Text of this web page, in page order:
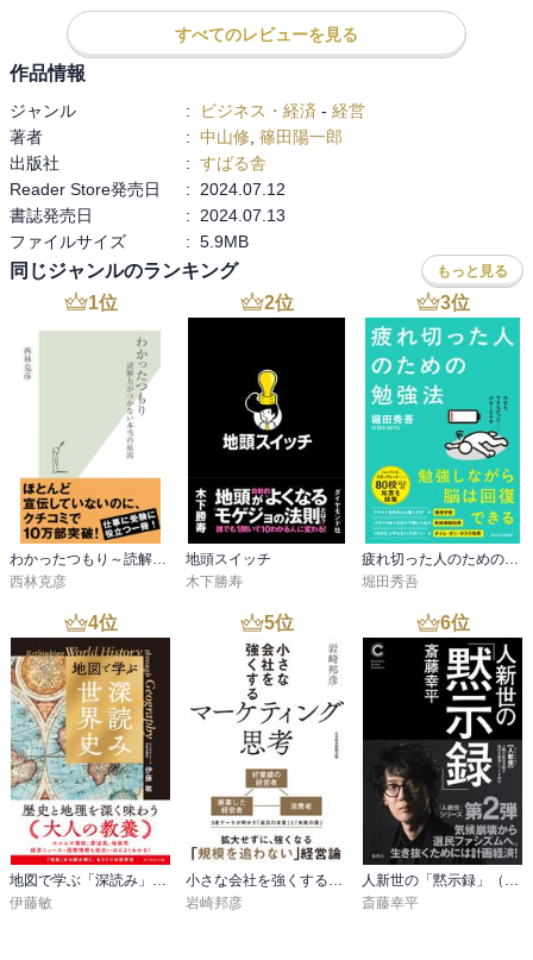
すべてのレビューを見る
作品情報
ジャンル : ビジネス・経済 - 経営
著者
: 中山修 篠田陽一郎
出版社
: すばる舎
Reader Store発売日
:
2024.07.12
書誌発売日
:
2024.07.13
ファイルサイズ
: 5.9MB
同じジャンルのランキング もっと見る
1位
わかったつもり～読解力がつかない本当の原因～
西林克彦
2位
地頭スイッチ
木下勝寿
3位
疲れ切った人のための勉強法
堀田秀吾
4位
伊藤敏
5位
岩崎邦彦
6位
斎藤幸平